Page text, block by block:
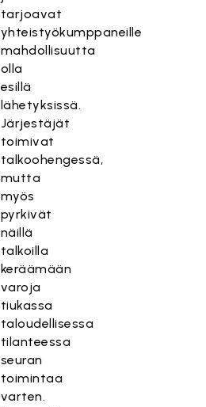
tarjoavat
yhteistyökumppaneille
mahdollisuutta
olla
esillä
lähetyksissä.
Järjestäjät
toimivat
talkoohengessä,
mutta
myös
pyrkivät
näillä
talkoilla
keräämään
varoja
tiukassa
taloudellisessa
tilanteessa
seuran
toimintaa
varten.